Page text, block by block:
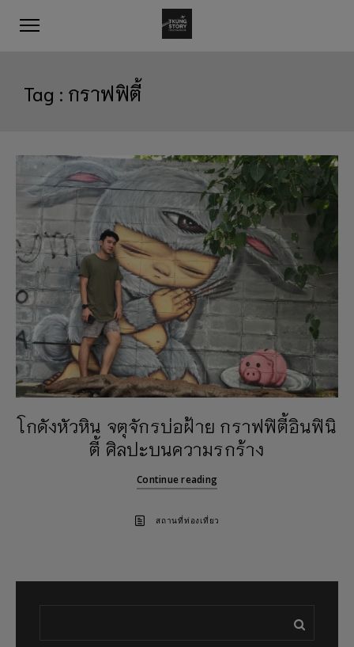
Tag : กราฟฟิตี้
โกดังหัวหิน จตุจักรบ่อฝ้าย กราฟฟิตี้อินฟินิ
ตี้ ศิลปะบนความรกร้าง
Continue reading
สถานที่ท่องเที่ยว